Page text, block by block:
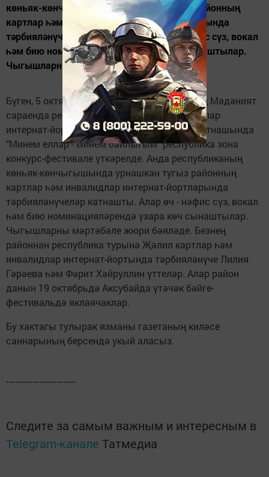
көньяк-көнчыгышында урнашкан тугыз районның
картлар һәм инвалидлар интернат-йортларында
тәрбияләнүчеләр катнашты. Алар өч - нәфис сүз, вокал
һәм бию номинацияләрендә үзара көч сынаштылар.
Чыгышларны мәртәбәле...
Бүген, 5 октябрь көнне, Җәлил поселогының Мәдәният
сараенда республика картлар һәм инвалидлар
интернат-йортларында тәрбияләнүчеләр катнашында
"Минем еллар - минем байлыгым" республика зона
конкурс-фестивале үткәрелде. Анда республиканың
көньяк-көнчыгышында урнашкан тугыз районның
картлар һәм инвалидлар интернат-йортларында
тәрбияләнүчеләр катнашты. Алар өч - нәфис сүз, вокал
һәм бию номинацияләрендә үзара көч сынаштылар.
Чыгышларны мәртәбәле жюри бәяләде. Безнең
районнан республика турына Җәлил картлар һәм
инвалидлар интернат-йортында тәрбияләнүче Лилия
Гәрәева һәм Фәрит Хәйруллин үттеләр. Алар район
данын 19 октябрьдә Аксубайда үтәчәк бәйге-
фестивальдә яклаячаклар.
Бу хактагы тулырак язманы газетаның киләсе
саннарының берсендә укый аласыз.
Следите за самым важным и интересным в
Telegram-канале Татмедиа